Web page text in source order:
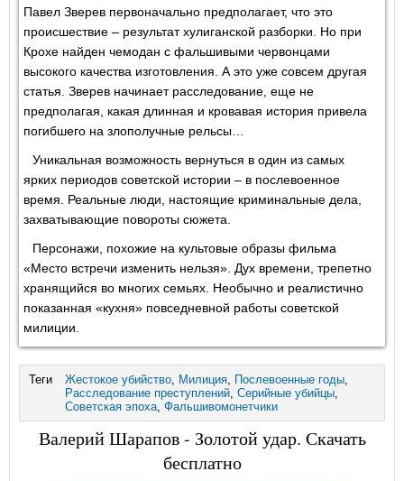
Павел Зверев первоначально предполагает, что это
происшествие – результат хулиганской разборки. Но при
Крохе найден чемодан с фальшивыми червонцами
высокого качества изготовления. А это уже совсем другая
статья. Зверев начинает расследование, еще не
предполагая, какая длинная и кровавая история привела
погибшего на злополучные рельсы…
Уникальная возможность вернуться в один из самых
ярких периодов советской истории – в послевоенное
время. Реальные люди, настоящие криминальные дела,
захватывающие повороты сюжета.
Персонажи, похожие на культовые образы фильма
«Место встречи изменить нельзя». Дух времени, трепетно
хранящийся во многих семьях. Необычно и реалистично
показанная «кухня» повседневной работы советской
милиции.
Теги Жестокое убийство, Милиция, Послевоенные годы,
Расследование преступлений, Серийные убийцы,
Советская эпоха, Фальшивомонетчики
Валерий Шарапов - Золотой удар. Скачать
бесплатно